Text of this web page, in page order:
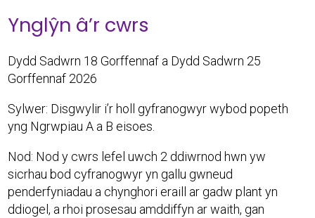
Ynglŷn â’r cwrs
Dydd Sadwrn 18 Gorffennaf a Dydd Sadwrn 25
Gorffennaf 2026
Sylwer: Disgwylir i’r holl gyfranogwyr wybod popeth
yng Ngrwpiau A a B eisoes.
Nod: Nod y cwrs lefel uwch 2 ddiwrnod hwn yw
sicrhau bod cyfranogwyr yn gallu gwneud
penderfyniadau a chynghori eraill ar gadw plant yn
ddiogel, a rhoi prosesau amddiffyn ar waith, gan